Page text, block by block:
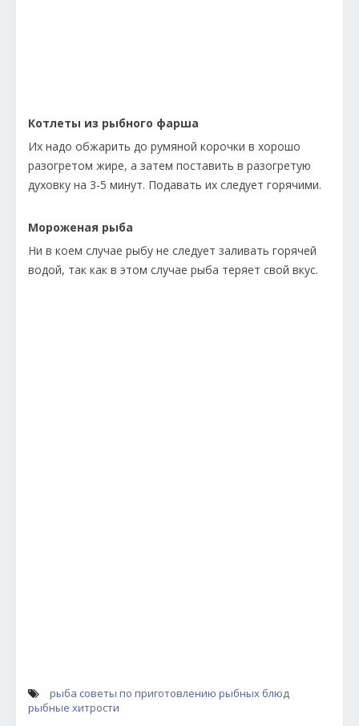
Котлеты из рыбного фарша
Их надо обжарить до румяной корочки в хорошо
разогретом жире, а затем поставить в разогретую
духовку на 3-5 минут. Подавать их следует горячими.
Мороженая рыба
Ни в коем случае рыбу не следует заливать горячей
водой, так как в этом случае рыба теряет свой вкус.
рыба советы по приготовлению рыбных блюд
рыбные хитрости